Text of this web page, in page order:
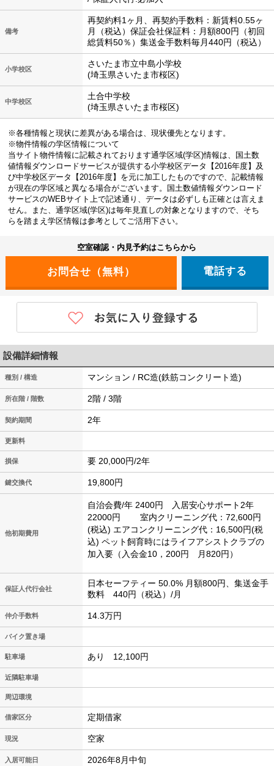
備考
再契約料1ヶ月、再契約手数料：新賃料0.55ヶ
月（税込）保証会社保証料：月額800円（初回
総賃料50％）集送金手数料毎月440円（税込）
小学校区
さいたま市立中島小学校
(埼玉県さいたま市桜区)
中学校区
土合中学校
(埼玉県さいたま市桜区)
※各種情報と現状に差異がある場合は、現状優先となります。
※物件情報の学区情報について
当サイト物件情報に記載されております通学区域(学区)情報は、国土数
値情報ダウンロードサービスが提供する小学校区データ【2016年度】及
び中学校区データ【2016年度】を元に加工したものですので、記載情報
が現在の学区域と異なる場合がございます。国土数値情報ダウンロード
サービスのWEBサイト上で記述通り、データは必ずしも正確とは言えま
せん。また、通学区域(学区)は毎年見直しの対象となりますので、そち
らを踏まえ学区情報は参考としてご活用下さい。
空室確認・内見予約はこちらから
電話する
設備詳細情報
種別 / 構造 マンション / RC造(鉄筋コンクリート造)
所在階 / 階数 2階 / 3階
契約期間 2年
更新料
損保 要 20,000円/2年
鍵交換代 19,800円
他初期費用
自治会費/年 2400円 入居安心サポート2年
22000円 室内クリーニング代：72,600円
(税込) エアコンクリーニング代：16,500円(税
込) ペット飼育時にはライフアシストクラブの
加入要（入会金10，200円 月820円）
保証人代行会社
日本セーフティー 50.0% 月額800円、集送金手
数料 440円（税込）/月
仲介手数料 14.3万円
バイク置き場
駐車場 あり 12,100円
近隣駐車場
周辺環境
借家区分 定期借家
現況 空家
入居可能日 2026年8月中旬